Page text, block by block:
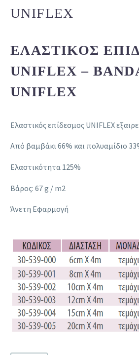
UNIFLEX
ΕΛΑΣΤΙΚΌΣ
UNIFLEX –
UNIFLEX
Ελαστικός επίδεσμος UNIFLEX
Από βαμβάκι 66% και πολυαμίδιο
Ελαστικότητα 125%
Βάρος: 67 g / m2
Άνετη Εφαρμογή